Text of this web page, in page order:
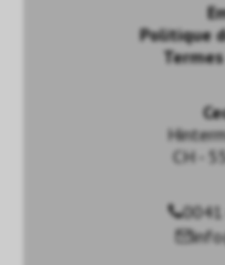
Politique
CH -